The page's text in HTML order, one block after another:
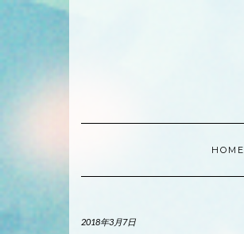
HOME
2018年3月7日